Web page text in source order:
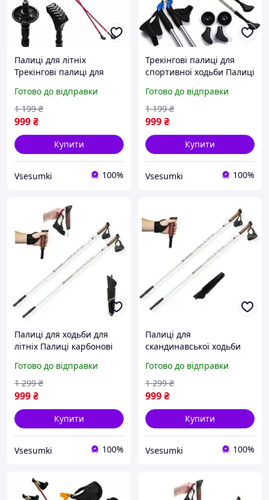
Палиці для літніх
Трекінгові палиці для
нордичної спортивної
ходьби NILS Extreme NW
607 Red
Готово до відправки
999₴
1 199 ₴
Купити
Vsesumki 100%
Трекінгові палиці для
спортивної ходьби Палиці
ходьби для літніх NILS
Extreme NW 602
Готово до відправки
999₴
1 199 ₴
Купити
Vsesumki 100%
Палиці для ходьби для
літніх Палиці карбонові
нордичної ходьби
Adventuridge 110 см
Готово до відправки
999₴
1 299 ₴
Купити
Vsesumki 100%
Палиці для
скандинавської ходьби
карбонові палиці
Adventuridge 120 см
Готово до відправки
999₴
1 299 ₴
Купити
Vsesumki 100%